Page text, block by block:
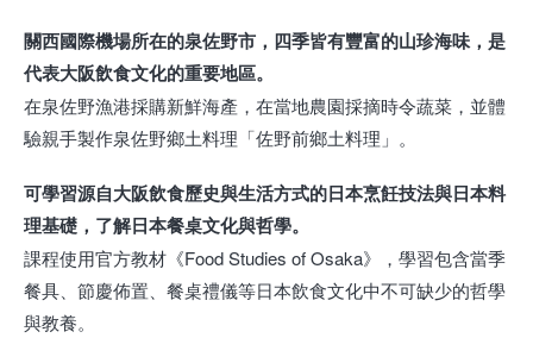
關西國際機場所在的泉佐野市，四季皆有豐富的山珍海味，是
代表大阪飲食文化的重要地區。
在泉佐野漁港採購新鮮海產，在當地農園採摘時令蔬菜，並體
驗親手製作泉佐野鄉土料理「佐野前鄉土料理」。
可學習源自大阪飲食歷史與生活方式的日本烹飪技法與日本料
理基礎，了解日本餐桌文化與哲學。
課程使用官方教材《Food Studies of Osaka》，學習包含當季
餐具、節慶佈置、餐桌禮儀等日本飲食文化中不可缺少的哲學
與教養。